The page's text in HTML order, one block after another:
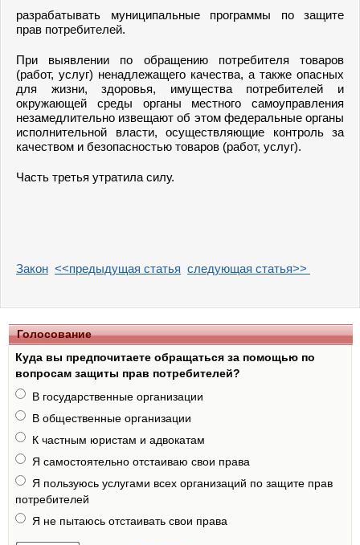
разрабатывать муниципальные программы по защите
прав потребителей.
При выявлении по обращению потребителя товаров
(работ, услуг) ненадлежащего качества, а также опасных
для жизни, здоровья, имущества потребителей и
окружающей среды органы местного самоуправления
незамедлительно извещают об этом федеральные органы
исполнительной власти, осуществляющие контроль за
качеством и безопасностью товаров (работ, услуг).
Часть третья утратила силу.
Закон <<предыдущая статья следующая статья>>
Голосование
Куда вы предпочитаете обращаться за помощью по
вопросам защиты прав потребителей?
В государственные организации
В общественные организации
К частным юристам и адвокатам
Я самостоятельно отстаиваю свои права
Я пользуюсь услугами всех организаций по защите прав
потребителей
Я не пытаюсь отстаивать свои права